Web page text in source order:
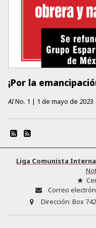
¡Por la
AINo. 1 | 1 de mayo de 2023
Liga Comunista
Correo
Dirección: Box